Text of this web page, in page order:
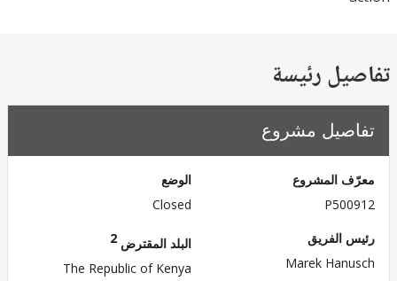
رئيسة
مشروع
المشروع
الفريق
Marek
البلد المقترض
The Republic of Kenya